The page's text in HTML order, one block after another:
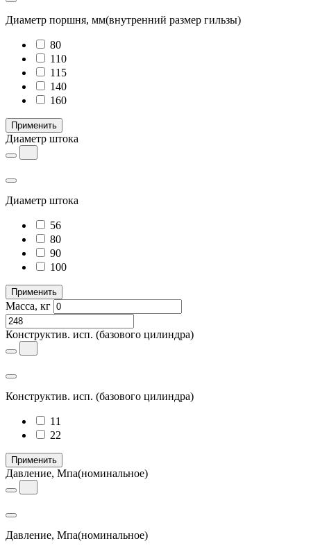
Диаметр поршня, мм(внутренний размер гильзы)
80
110
115
140
160
Применить
Диаметр штока
Диаметр штока
56
80
90
100
Применить
Масса, кг
Конструктив. исп. (базового цилиндра)
Конструктив. исп. (базового цилиндра)
11
22
Применить
Давление, Мпа(номинальное)
Давление, Мпа(номинальное)